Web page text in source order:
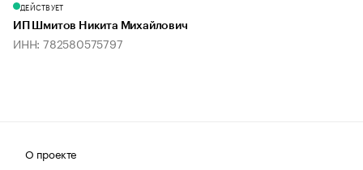
ДЕЙСТВУЕТ
ИП Шмитов Никита Михайлович
ИНН: 782580575797
О проекте